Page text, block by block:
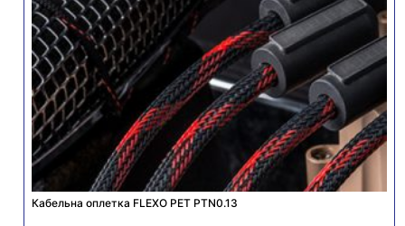
Кабельна оплетка FLEXO PET PTN0.13